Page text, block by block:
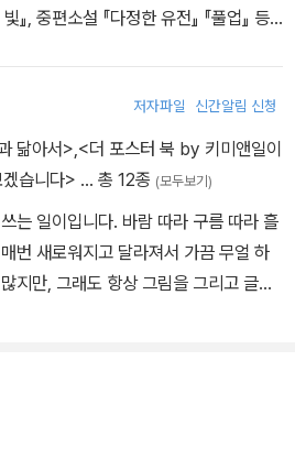
』, 중편소설 『다정한 유전』 『풀업』 등
저자파일 신간알림 신청
닮아서> <더 포스터 북 by 키미앤일이
습니다> … 총 12종 (모두보기)
는 일이입니다. 바람 따라 구름 따라 흘
번 새로워지고 달라져서 가끔 무얼 하
지만, 그래도 항상 그림을 그리고 글을